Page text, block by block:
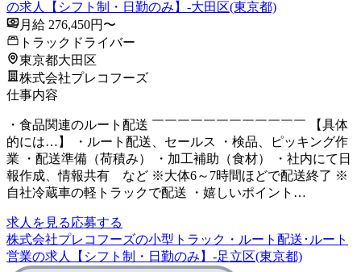
の求人【シフト制・日勤のみ】-大田区(東京都)
月給 276,450円〜
トラックドライバー
東京都大田区
株式会社プレコフーズ
仕事内容
・食品関連のルート配送 ￣￣￣￣￣￣￣￣￣￣￣￣ 【具体
的には…】 ・ルート配送、セールス ・検品、ピッキング作
業 ・配送準備（荷積み） ・加工補助（食材） ・社内にて日
報作成、情報共有 など ※大体6～7時間ほどで配送終了 ※
自社冷蔵車の軽トラックで配送 ・嬉しいポイント…
求人を見る応募する
株式会社プレコフーズの小型トラック・ルート配送･ルート
営業の求人【シフト制・日勤のみ】-足立区(東京都)